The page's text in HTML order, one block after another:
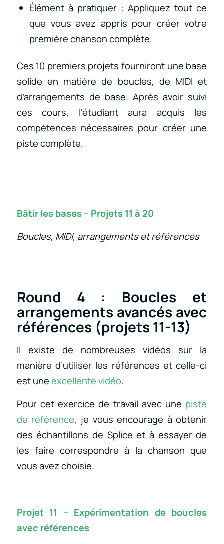
Élément à pratiquer : Appliquez tout ce
que vous avez appris pour créer votre
première chanson complète.
Ces 10 premiers projets fourniront une base
solide en matière de boucles, de MIDI et
d’arrangements de base. Après avoir suivi
ces cours, l’étudiant aura acquis les
compétences nécessaires pour créer une
piste complète.
Bâtir les bases – Projets 11 à 20
Boucles, MIDI, arrangements et références
Round 4 : Boucles et
arrangements avancés avec
références (projets 11-13)
Il existe de nombreuses vidéos sur la
manière d’utiliser les références et celle-ci
est uneexcellente vidéo.
Pour cet exercice de travail avec une piste
de référence, je vous encourage à obtenir
des échantillons de Splice et à essayer de
les faire correspondre à la chanson que
vous avez choisie.
Projet 11 – Expérimentation de boucles
avec références